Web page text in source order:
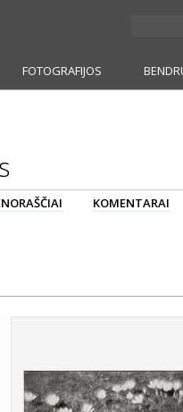
FOTOGRAFIJOS
KOMENTARAI